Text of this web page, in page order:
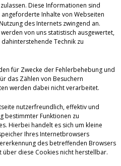
Diese Informationen sind
Inhalte von Webseiten
des Internets zwingend an.
von uns statistisch ausgewertet,
Technik zu
für Zwecke der Fehlerbehebung und
das Zählen von Besuchern
werden dabei nicht verarbeitet.
nutzerfreundlich, effektiv und
bestimmter Funktionen zu
Hierbei handelt es sich um kleine
Ihres Internetbrowsers
des betreffenden Browsers
über diese Cookies nicht herstellbar.